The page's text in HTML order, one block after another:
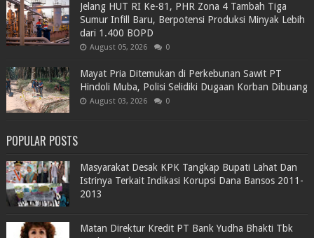
Jelang HUT RI Ke-81, PHR Zona 4 Tambah Tiga
Sumur Infill Baru, Berpotensi Produksi Minyak Lebih
dari 1.400 BOPD
August 05, 2026 0
Mayat Pria Ditemukan di Perkebunan Sawit PT
Hindoli Muba, Polisi Selidiki Dugaan Korban Dibuang
August 03, 2026 0
POPULAR POSTS
Masyarakat Desak KPK Tangkap Bupati Lahat Dan
Istrinya Terkait Indikasi Korupsi Dana Bansos 2011-
2013
Matan Direktur Kredit PT Bank Yudha Bhakti Tbk